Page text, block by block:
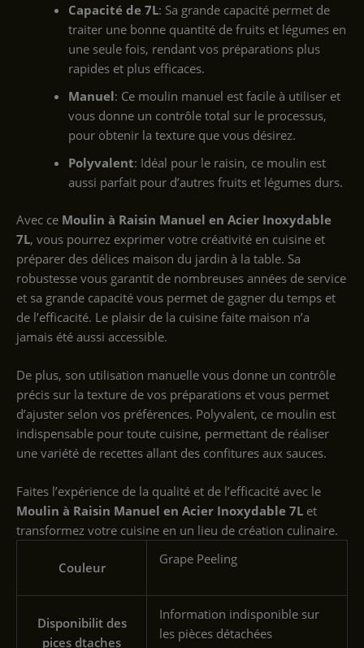
Capacité de 7L: Sa grande capacité permet de
traiter une bonne quantité de fruits et légumes en
une seule fois, rendant vos préparations plus
rapides et plus efficaces.
Manuel: Ce moulin manuel est facile à utiliser et
vous donne un contrôle total sur le processus,
pour obtenir la texture que vous désirez.
Polyvalent: Idéal pour le raisin, ce moulin est
aussi parfait pour d’autres fruits et légumes durs.
Avec ce Moulin à Raisin Manuel en Acier Inoxydable
7L, vous pourrez exprimer votre créativité en cuisine et
préparer des délices maison du jardin à la table. Sa
robustesse vous garantit de nombreuses années de service
et sa grande capacité vous permet de gagner du temps et
de l’efficacité. Le plaisir de la cuisine faite maison n’a
jamais été aussi accessible.
De plus, son utilisation manuelle vous donne un contrôle
précis sur la texture de vos préparations et vous permet
d’ajuster selon vos préférences. Polyvalent, ce moulin est
indispensable pour toute cuisine, permettant de réaliser
une variété de recettes allant des confitures aux sauces.
Faites l’expérience de la qualité et de l’efficacité avec le
Moulin à Raisin Manuel en Acier Inoxydable 7L et
transformez votre cuisine en un lieu de création culinaire.
Couleur
‎Grape Peeling
Disponibilit des
pices dtaches
‎Information indisponible sur
les pièces détachées